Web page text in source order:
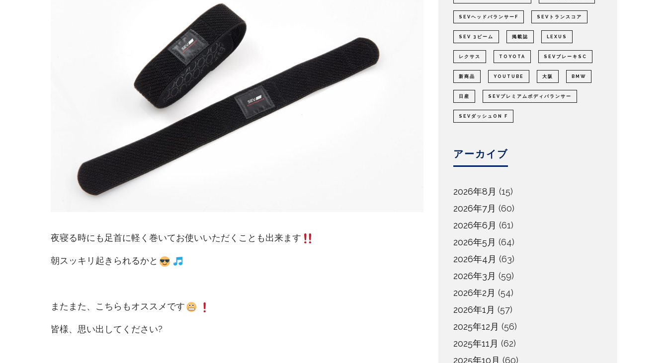
夜寝る時にも足首に軽く巻いてお使いいただくことも出来ます
朝スッキリ起きられるかと
またまた、こちらもオススメです
皆様、思い出してください?
SEVヘッドバランサーF SEVトランスコア
SEV 3ビーム 掲載誌 LEXUS
レクサス TOYOTA SEVブレーキSC
新商品 YOUTUBE 大阪 BMW
日産 SEVプレミアムボディバランサー
SEVダッシュON F
アーカイブ
2026年8月 (15)
2026年7月 (60)
2026年6月 (61)
2026年5月 (64)
2026年4月 (63)
2026年3月 (59)
2026年2月 (54)
2026年1月 (57)
2025年12月 (56)
2025年11月 (62)
2025年10月 (60)